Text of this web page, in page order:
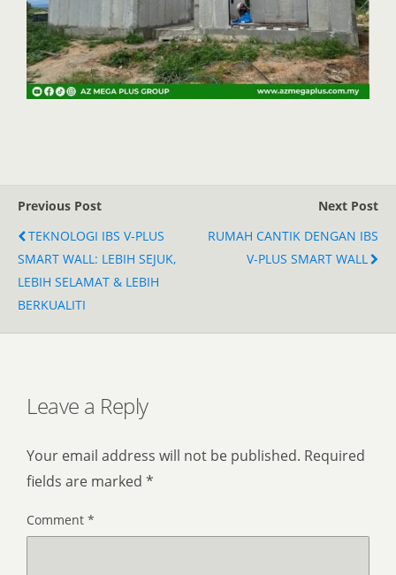
Previous Post
TEKNOLOGI IBS V-PLUS
SMART WALL: LEBIH SEJUK,
LEBIH SELAMAT & LEBIH
BERKUALITI
Next Post
RUMAH CANTIK DENGAN IBS
V-PLUS SMART WALL
Leave a Reply
Your email address will not be published. Required
fields are marked *
Comment *